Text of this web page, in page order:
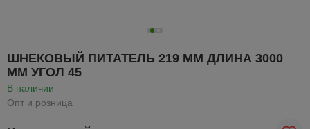
ШНЕКОВЫЙ ПИТАТЕЛЬ 219 ММ ДЛИНА 3000
ММ УГОЛ 45
В наличии
Опт и розница